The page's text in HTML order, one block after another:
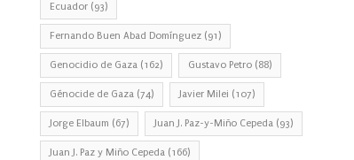
Ecuador (93)
Fernando Buen Abad Domínguez (91)
Genocidio de Gaza (162) Gustavo Petro (88)
Génocide de Gaza (74) Javier Milei (107)
Jorge Elbaum (67) Juan J. Paz-y-Miño Cepeda (93)
Juan J. Paz y Miño Cepeda (166)